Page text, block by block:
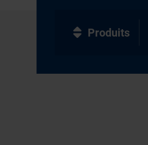
Produits